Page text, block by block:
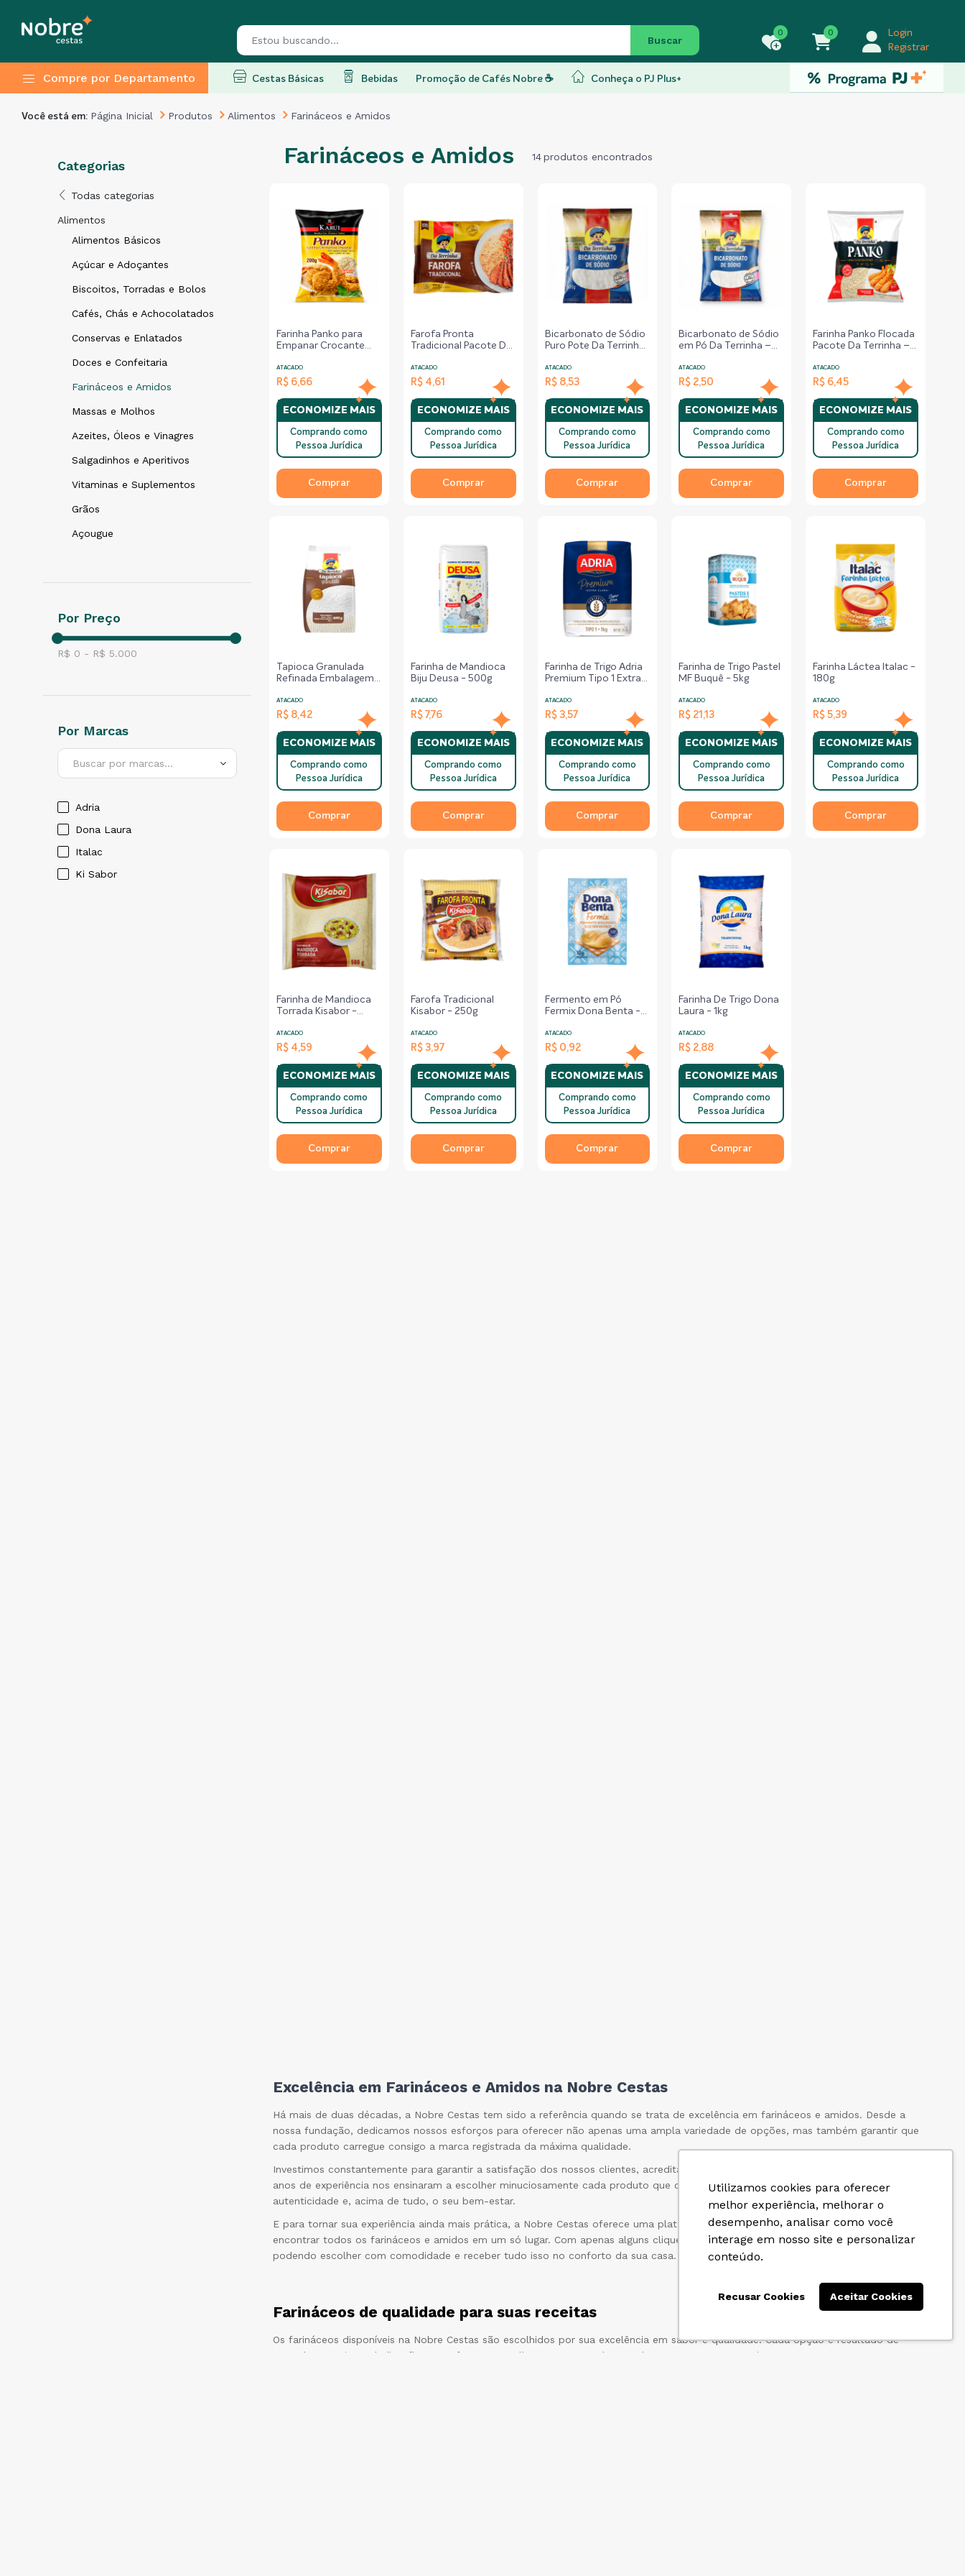
Utilizamos cookies para oferecer
melhor experiência, melhorar o
desempenho, analisar como você
interage em nosso site e personalizar
conteúdo.
Recusar Cookies Aceitar Cookies
Buscar
0 0
Login
Registrar
Compre por Departamento Cestas Básicas Bebidas Promoção de Cafés Nobre ☕ Conheça o PJ Plus+
Você está em: Página Inicial Produtos Alimentos Farináceos e Amidos
Categorias
Todas categorias
Alimentos
Alimentos Básicos
Açúcar e Adoçantes
Biscoitos, Torradas e Bolos
Cafés, Chás e Achocolatados
Conservas e Enlatados
Doces e Confeitaria
Farináceos e Amidos
Massas e Molhos
Azeites, Óleos e Vinagres
Salgadinhos e Aperitivos
Vitaminas e Suplementos
Grãos
Açougue
Por Preço
R$ 0 - R$ 5.000
Por Marcas
Buscar por marcas...
Adria
Dona Laura
Italac
Ki Sabor
Farináceos e Amidos 14produtos encontrados
Farinha Panko para
Empanar Crocante
ATACADO
R$ 6,66
ECONOMIZE MAIS
Comprando como
Pessoa Jurídica
Comprar
Farofa Pronta
Tradicional Pacote Da
ATACADO
R$ 4,61
ECONOMIZE MAIS
Comprando como
Pessoa Jurídica
Comprar
Bicarbonato de Sódio
Puro Pote Da Terrinha
ATACADO
R$ 8,53
ECONOMIZE MAIS
Comprando como
Pessoa Jurídica
Comprar
Bicarbonato de Sódio
em Pó Da Terrinha –
ATACADO
R$ 2,50
ECONOMIZE MAIS
Comprando como
Pessoa Jurídica
Comprar
Farinha Panko Flocada
Pacote Da Terrinha –
ATACADO
R$ 6,45
ECONOMIZE MAIS
Comprando como
Pessoa Jurídica
Comprar
Tapioca Granulada
Refinada Embalagem
ATACADO
R$ 8,42
ECONOMIZE MAIS
Comprando como
Pessoa Jurídica
Comprar
Farinha de Mandioca
Biju Deusa - 500g
ATACADO
R$ 7,76
ECONOMIZE MAIS
Comprando como
Pessoa Jurídica
Comprar
Farinha de Trigo Adria
Premium Tipo 1 Extra
ATACADO
R$ 3,57
ECONOMIZE MAIS
Comprando como
Pessoa Jurídica
Comprar
Farinha de Trigo Pastel
MF Buquê - 5kg
ATACADO
R$ 21,13
ECONOMIZE MAIS
Comprando como
Pessoa Jurídica
Comprar
Farinha Láctea Italac -
180g
ATACADO
R$ 5,39
ECONOMIZE MAIS
Comprando como
Pessoa Jurídica
Comprar
Farinha de Mandioca
Torrada Kisabor -
ATACADO
R$ 4,59
ECONOMIZE MAIS
Comprando como
Pessoa Jurídica
Comprar
Farofa Tradicional
Kisabor - 250g
ATACADO
R$ 3,97
ECONOMIZE MAIS
Comprando como
Pessoa Jurídica
Comprar
Fermento em Pó
Fermix Dona Benta -
ATACADO
R$ 0,92
ECONOMIZE MAIS
Comprando como
Pessoa Jurídica
Comprar
Farinha De Trigo Dona
Laura - 1kg
ATACADO
R$ 2,88
ECONOMIZE MAIS
Comprando como
Pessoa Jurídica
Comprar
Excelência em Farináceos e Amidos na Nobre Cestas
Há mais de duas décadas, a Nobre Cestas tem sido a referência quando se trata de excelência em farináceos e amidos. Desde a
nossa fundação, dedicamos nossos esforços para oferecer não apenas uma ampla variedade de opções, mas também garantir que
cada produto carregue consigo a marca registrada da máxima qualidade.
Investimos constantemente para garantir a satisfação dos nossos clientes, acreditando que eles merecem apenas o melhor. Nossos
anos de experiência nos ensinaram a escolher minuciosamente cada produto que oferecemos, sempre priorizando a qualidade, a
autenticidade e, acima de tudo, o seu bem-estar.
E para tornar sua experiência ainda mais prática, a Nobre Cestas oferece uma plataforma online fácil e intuitiva, onde você pode
encontrar todos os farináceos e amidos em um só lugar. Com apenas alguns cliques, você terá acesso a uma variedade de opções,
podendo escolher com comodidade e receber tudo isso no conforto da sua casa.
Farináceos de qualidade para suas receitas
Os farináceos disponíveis na Nobre Cestas são escolhidos por sua excelência em sabor e qualidade. Cada opção é resultado de
anos de pesquisa e dedicação para oferecer o melhor em termos de complemento para suas receitas.